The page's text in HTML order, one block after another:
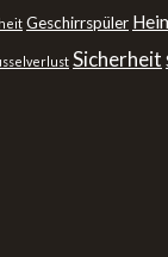
Geschirrspüler
Sicherheit